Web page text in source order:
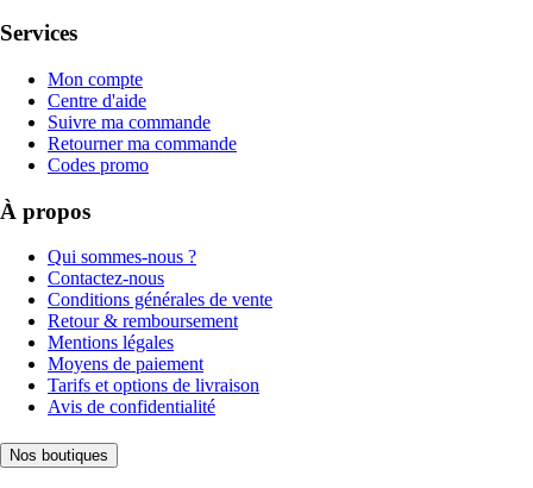
Services
Mon compte
Centre d'aide
Suivre ma commande
Retourner ma commande
Codes promo
À propos
Qui sommes-nous ?
Contactez-nous
Conditions générales de vente
Retour & remboursement
Mentions légales
Moyens de paiement
Tarifs et options de livraison
Avis de confidentialité
Nos boutiques